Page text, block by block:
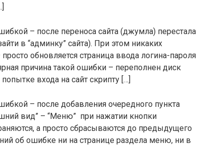
– после переноса сайта (джумла) перестала
в “админку” сайта). При этом никаких
обновляется страница ввода логина-пароля
причина такой ошибки – переполнен диск
входа на сайт скрипту […]
– после добавления очередного пункта
вид” – “Меню” при нажатии кнопки
а просто сбрасываются до предыдущего
об ошибке ни на странице раздела меню, ни в